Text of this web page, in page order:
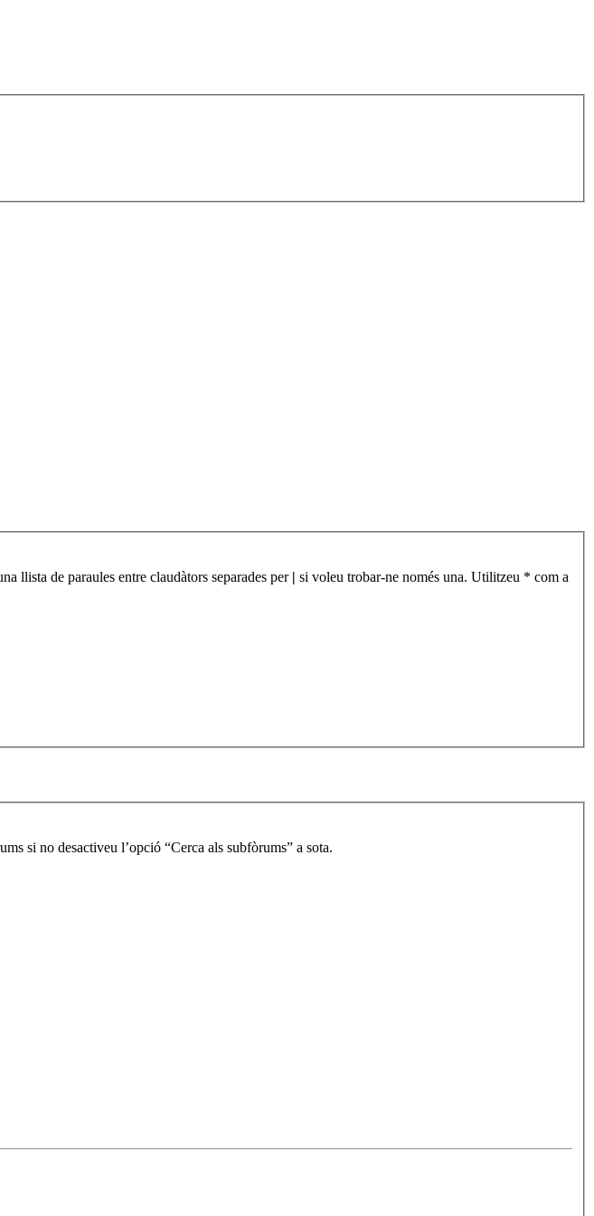
llista de paraules entre claudàtors separades per | si voleu trobar-ne només una. Utilitzeu * com a
si no desactiveu l’opció “Cerca als subfòrums” a sota.